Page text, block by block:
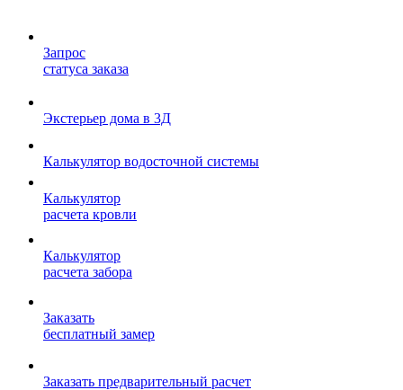
Запрос
статуса заказа
Экстерьер дома в 3Д
Калькулятор водосточной системы
Калькулятор
расчета кровли
Калькулятор
расчета забора
Заказать
бесплатный замер
Заказать предварительный расчет